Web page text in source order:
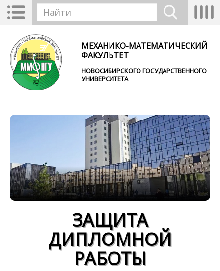
Перейти к основному содержанию
Toggle
navigation
Форма поиска
МЕХАНИКО-МАТЕМАТИЧЕСКИЙ
ФАКУЛЬТЕТ
НОВОСИБИРСКОГО ГОСУДАРСТВЕННОГО
УНИВЕРСИТЕТА
ЗАЩИТА
ДИПЛОМНОЙ
РАБОТЫ